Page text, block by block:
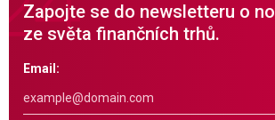
Zapojte se do newsletteru o
ze světa finančních trhů.
Email: